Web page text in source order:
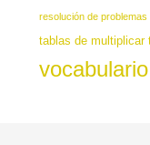
resolución de problemas
tablas de multiplicar
vocabulario